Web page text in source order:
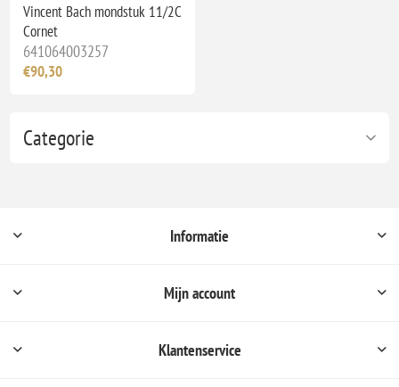
Categorie
Vincent Bach mondstuk 11/2C
Cornet
641064003257
€90,30
Informatie
Mijn account
Klantenservice